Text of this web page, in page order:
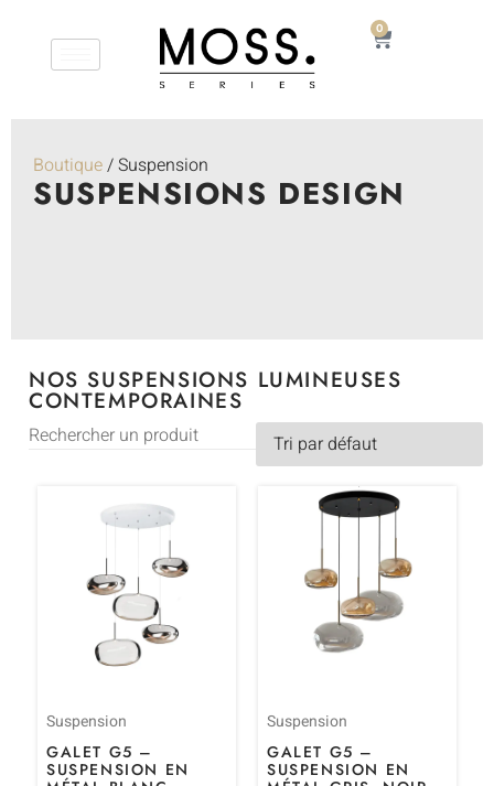
0
Boutique/ Suspension
SUSPENSIONS DESIGN
NOS SUSPENSIONS LUMINEUSES
CONTEMPORAINES
Suspension
GALET G5 –
SUSPENSION EN
Suspension
GALET G5 –
SUSPENSION EN